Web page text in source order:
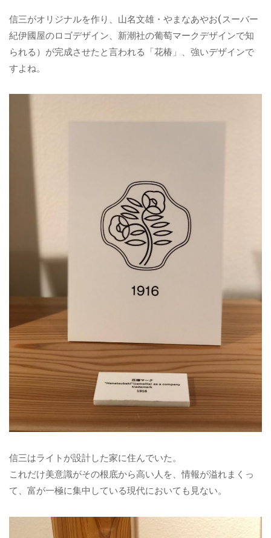
信三がオリジナルを作り、山名文雄・やまなあやお(スーバー
紀伊國屋のロゴデザイン、新潮社の葡萄マークデザインで知
られる）が完成させたと言われる「花椿」、強いデザインで
すよね。
信三はライトが設計した家に住んでいた。
これだけ美意識がその根底から高い人を、情報が溢れまくっ
て、富が一極に集中している現代においても見ない。